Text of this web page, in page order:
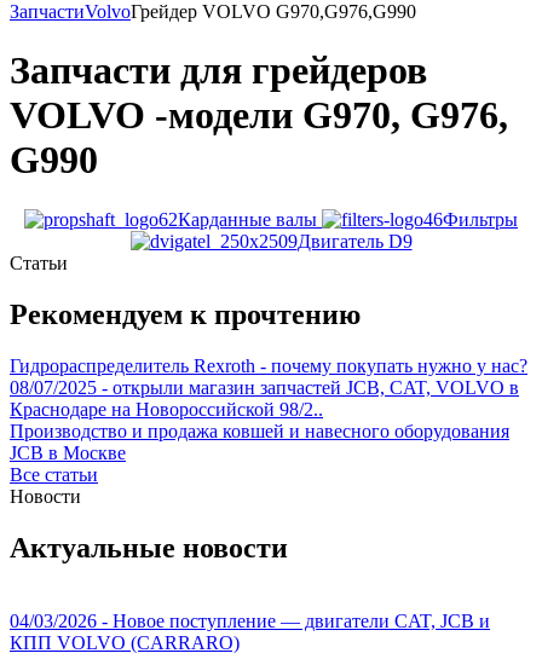
ЗапчастиVolvoГрейдер VOLVO G970,G976,G990
Запчасти для грейдеров
VOLVO -модели G970, G976,
G990
Карданные валы
Фильтры
Двигатель D9
Статьи
Рекомендуем к прочтению
Гидрораспределитель Rexroth - почему покупать нужно у нас?
08/07/2025 - открыли магазин запчастей JCB, CAT, VOLVO в
Краснодаре на Новороссийской 98/2..
Производство и продажа ковшей и навесного оборудования
JCB в Москве
Все статьи
Новости
Актуальные новости
04/03/2026 - Новое поступление — двигатели CAT, JCB и
КПП VOLVO (CARRARO)